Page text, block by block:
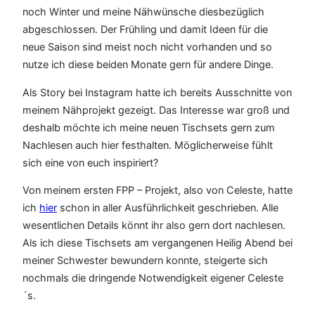
noch Winter und meine Nähwünsche diesbezüglich
abgeschlossen. Der Frühling und damit Ideen für die
neue Saison sind meist noch nicht vorhanden und so
nutze ich diese beiden Monate gern für andere Dinge.
Als Story bei Instagram hatte ich bereits Ausschnitte von
meinem Nähprojekt gezeigt. Das Interesse war groß und
deshalb möchte ich meine neuen Tischsets gern zum
Nachlesen auch hier festhalten. Möglicherweise fühlt
sich eine von euch inspiriert?
Von meinem ersten FPP – Projekt, also von Celeste, hatte
ich hier schon in aller Ausführlichkeit geschrieben. Alle
wesentlichen Details könnt ihr also gern dort nachlesen.
Als ich diese Tischsets am vergangenen Heilig Abend bei
meiner Schwester bewundern konnte, steigerte sich
nochmals die dringende Notwendigkeit eigener Celeste
´s.